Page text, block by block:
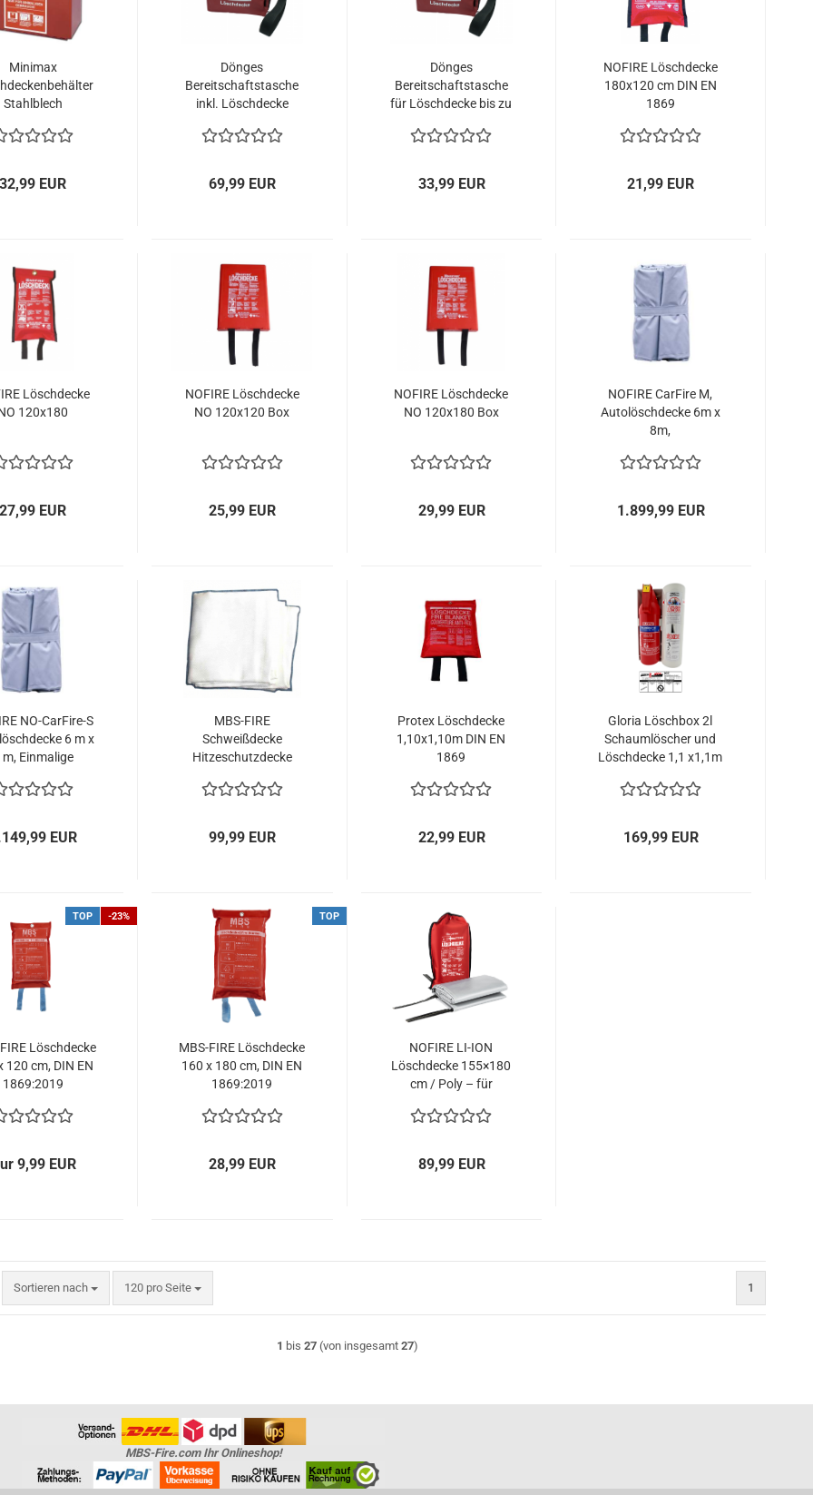
Minimax
Stahlblech
32,99 EUR
Dönges
Bereitschaftstasche
inkl. Löschdecke
1869
69,99 EUR
Dönges
Bereitschaftstasche
für Löschdecke bis zu
33,99 EUR
NOFIRE Löschdecke
180x120 cm DIN EN
1869
21,99 EUR
Löschdecke
120x180
27,99 EUR
NOFIRE Löschdecke
NO 120x120 Box
25,99 EUR
NOFIRE Löschdecke
NO 120x180 Box
29,99 EUR
NOFIRE CarFire M,
Autolöschdecke 6m x
8m,
1.899,99 EUR
NO-CarFire-S
6 m x
m, Einmalige
EUR
MBS-FIRE
Schweißdecke
Hitzeschutzdecke
C, kurzzeitig: bis 1250°
99,99 EUR
Protex Löschdecke
1,10x1,10m DIN EN
1869
22,99 EUR
Gloria Löschbox 2l
Schaumlöscher und
Löschdecke 1,1 x1,1m
169,99 EUR
TOP -23%
Löschdecke
120 cm, DIN EN
1869:2019
9,99 EUR
TOP
MBS-FIRE Löschdecke
160 x 180 cm, DIN EN
1869:2019
28,99 EUR
NOFIRE LI-ION
Löschdecke 155×180
cm / Poly – für
Akkubrände
89,99 EUR
Sortieren nach
Sortieren nach 120 pro Seite
pro Seite 1
1 bis 27(von insgesamt 27)
MBS-Fire.com Ihr Onlineshop!